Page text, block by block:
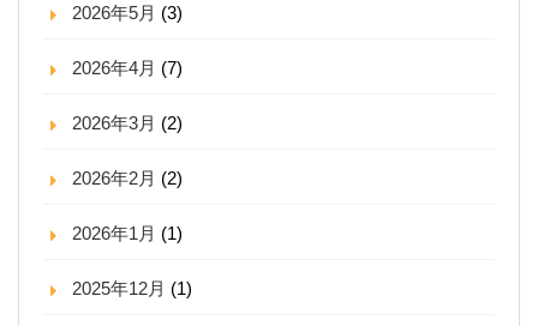
2026年5月 (3)
2026年4月 (7)
2026年3月 (2)
2026年2月 (2)
2026年1月 (1)
2025年12月 (1)